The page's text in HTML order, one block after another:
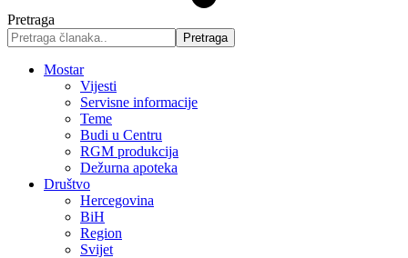
Pretraga
Mostar
Vijesti
Servisne informacije
Teme
Budi u Centru
RGM produkcija
Dežurna apoteka
Društvo
Hercegovina
BiH
Region
Svijet